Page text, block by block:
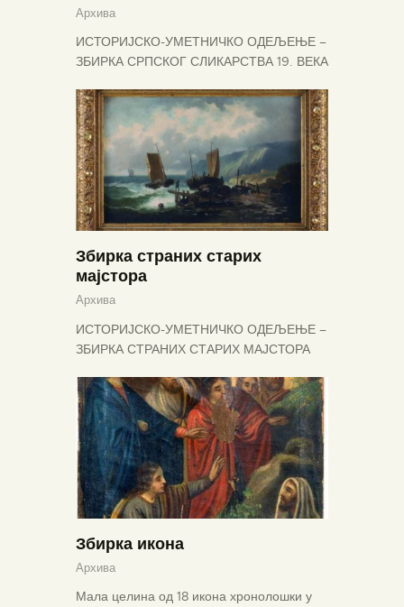
Архива
ИСТОРИЈСКО-УМЕТНИЧКО ОДЕЉЕЊЕ –
ЗБИРКА СРПСКОГ СЛИКАРСТВА 19. ВЕКА
Збирка страних старих
мајстора
Архива
ИСТОРИЈСКО-УМЕТНИЧКО ОДЕЉЕЊЕ –
ЗБИРКА СТРАНИХ СТАРИХ МАЈСТОРА
Збирка икона
Архива
Мала целина од 18 икона хронолошки у